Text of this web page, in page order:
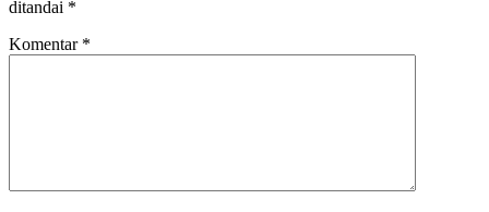
ditandai *
Komentar *